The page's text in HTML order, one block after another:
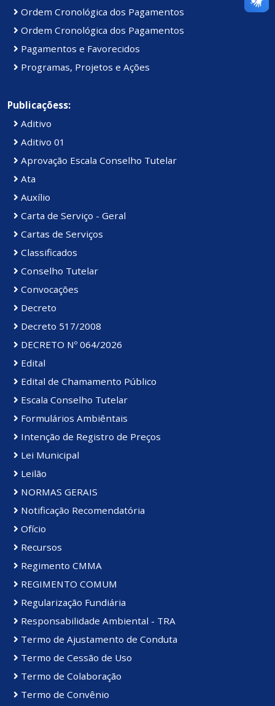
Ordem Cronológica dos Pagamentos
Ordem Cronológica dos Pagamentos
Pagamentos e Favorecidos
Programas, Projetos e Ações
Publicaçõess:
Aditivo
Aditivo 01
Aprovação Escala Conselho Tutelar
Ata
Auxílio
Carta de Serviço - Geral
Cartas de Serviços
Classificados
Conselho Tutelar
Convocações
Decreto
Decreto 517/2008
DECRETO Nº 064/2026
Edital
Edital de Chamamento Público
Escala Conselho Tutelar
Formulários Ambiêntais
Intenção de Registro de Preços
Lei Municipal
Leilão
NORMAS GERAIS
Notificação Recomendatória
Ofício
Recursos
Regimento CMMA
REGIMENTO COMUM
Regularização Fundiária
Responsabilidade Ambiental - TRA
Termo de Ajustamento de Conduta
Termo de Cessão de Uso
Termo de Colaboração
Termo de Convênio